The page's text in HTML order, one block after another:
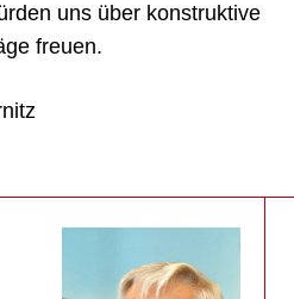
uns über konstruktive
freuen.